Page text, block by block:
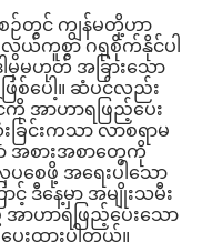
ဉ်တွင် ကျွန်မတို့ဟာ
လွယ်ကူစွာ ဂရုစိုက်နိုင်ပါ
မဟုတ် အခြားသော
ြစ်ပေါ့။ ဆံပင်လည်း
အာဟာရဖြည့်ပေး
င်းကသာ လာစရာမ
စားအစာတွေကို
စေဖို့ အရေးပါသော
င့် ဒီနေ့မှာ အမျိုးသမီး
ဟာရဖြည့်ပေးသော
းထားပါတယ်။